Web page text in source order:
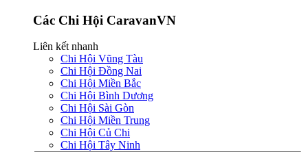
Các Chi Hội CaravanVN
Liên kết nhanh
Chi Hội Vũng Tàu
Chi Hội Đồng Nai
Chi Hội Miền Bắc
Chi Hội Bình Dương
Chi Hội Sài Gòn
Chi Hội Miền Trung
Chi Hội Củ Chi
Chi Hội Tây Ninh